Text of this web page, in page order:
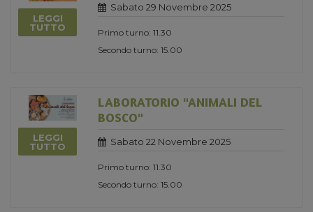
LEGGI
TUTTO
Sabato 29 Novembre 2025
Primo turno: 11.30
Secondo turno: 15.00
LEGGI
TUTTO
LABORATORIO "ANIMALI DEL
BOSCO"
Sabato 22 Novembre 2025
Primo turno: 11.30
Secondo turno: 15.00